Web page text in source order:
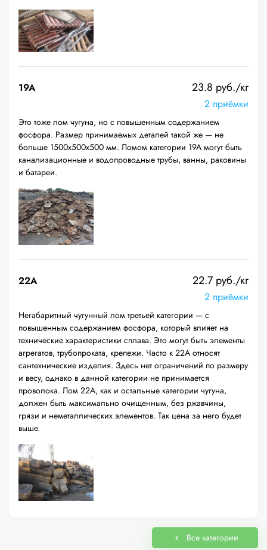
19A 23.8 руб./кг
2 приёмки
Это тоже лом чугуна, но с повышенным содержанием
фосфора. Размер принимаемых деталей такой же — не
больше 1500х500х500 мм. Ломом категории 19А могут быть
канализационные и водопроводные трубы, ванны, раковины
и батареи.
22A 22.7 руб./кг
2 приёмки
Негабаритный чугунный лом третьей категории — с
повышенным содержанием фосфора, который влияет на
технические характеристики сплава. Это могут быть элементы
агрегатов, трубопроката, крепежи. Часто к 22А относят
сантехнические изделия. Здесь нет ограничений по размеру
и весу, однако в данной категории не принимается
проволока. Лом 22А, как и остальные категории чугуна,
должен быть максимально очищенным, без ржавчины,
грязи и неметаллических элементов. Так цена за него будет
выше.
Все категории